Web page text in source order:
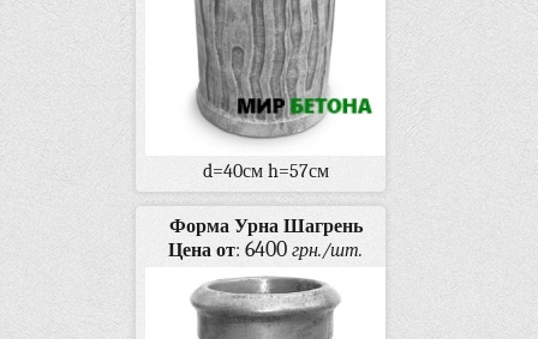
d=40см h=57см
Форма Урна Шагрень
Цена от:6400 грн./шт.